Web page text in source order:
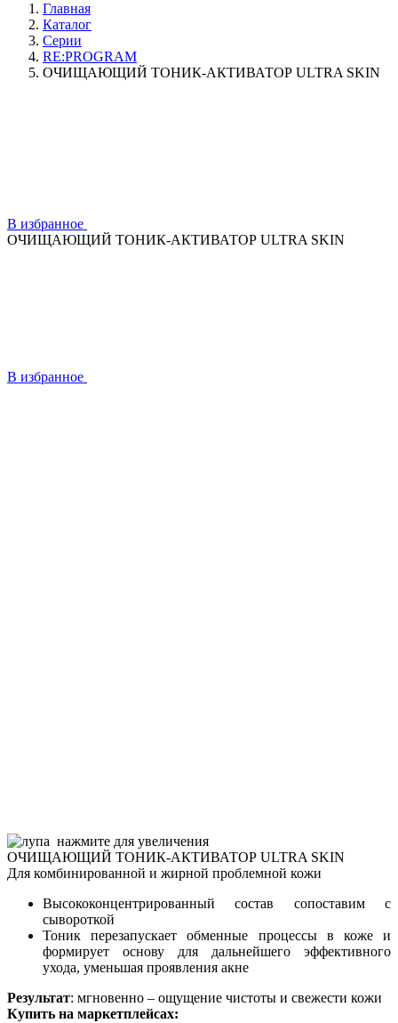
Главная
Каталог
Серии
RE:PROGRAM
ОЧИЩАЮЩИЙ ТОНИК-АКТИВАТОР ULTRA SKIN
В избранное
ОЧИЩАЮЩИЙ ТОНИК-АКТИВАТОР ULTRA SKIN
В избранное
нажмите для увеличения
ОЧИЩАЮЩИЙ ТОНИК-АКТИВАТОР ULTRA SKIN
Для комбинированной и жирной проблемной кожи
Высококонцентрированный состав сопоставим с
сывороткой
Тоник перезапускает обменные процессы в коже и
формирует основу для дальнейшего эффективного
ухода, уменьшая проявления акне
Результат: мгновенно – ощущение чистоты и свежести кожи
Купить на маркетплейсах: